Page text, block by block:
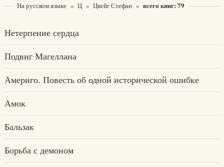
На русском языке » Ц » Цвейг Стефан » всего книг: 79
Нетерпение сердца
Подвиг Магеллана
Америго. Повесть об одной исторической ошибке
Амок
Бальзак
Борьба с демоном